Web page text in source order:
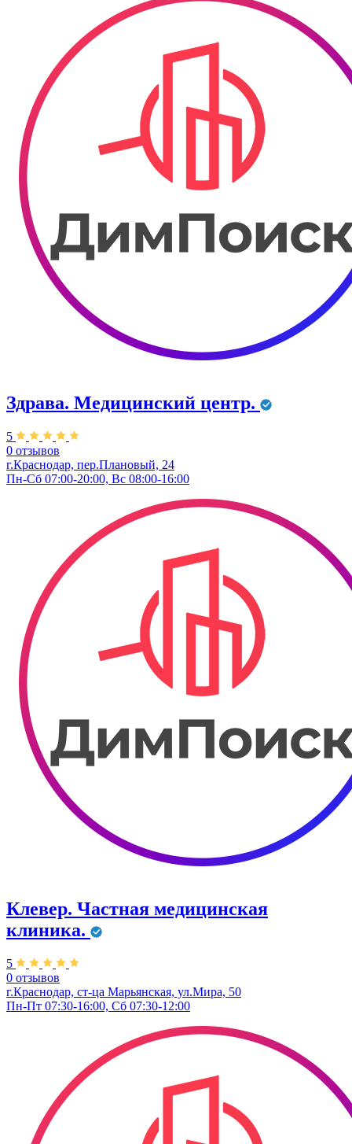
Здрава. ​Медицинский центр.
5
0 отзывов
г.Краснодар, пер.Плановый, 24
Пн-Сб 07:00-20:00, Вс 08:00-16:00
Клевер. Частная медицинская
клиника.
5
0 отзывов
г.Краснодар, ст-ца Марьянская, ул.Мира, 50
Пн-Пт 07:30-16:00, Сб 07:30-12:00